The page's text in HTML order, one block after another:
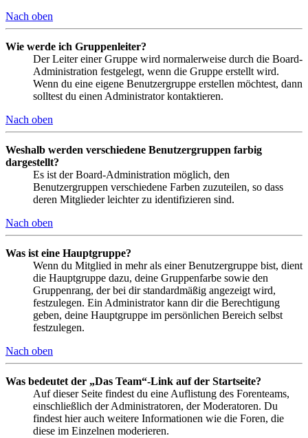
Nach oben
Wie werde ich Gruppenleiter?
Der Leiter einer Gruppe wird normalerweise durch die Board-
Administration festgelegt, wenn die Gruppe erstellt wird.
Wenn du eine eigene Benutzergruppe erstellen möchtest, dann
solltest du einen Administrator kontaktieren.
Nach oben
Weshalb werden verschiedene Benutzergruppen farbig
dargestellt?
Es ist der Board-Administration möglich, den
Benutzergruppen verschiedene Farben zuzuteilen, so dass
deren Mitglieder leichter zu identifizieren sind.
Nach oben
Was ist eine Hauptgruppe?
Wenn du Mitglied in mehr als einer Benutzergruppe bist, dient
die Hauptgruppe dazu, deine Gruppenfarbe sowie den
Gruppenrang, der bei dir standardmäßig angezeigt wird,
festzulegen. Ein Administrator kann dir die Berechtigung
geben, deine Hauptgruppe im persönlichen Bereich selbst
festzulegen.
Nach oben
Was bedeutet der „Das Team“-Link auf der Startseite?
Auf dieser Seite findest du eine Auflistung des Forenteams,
einschließlich der Administratoren, der Moderatoren. Du
findest hier auch weitere Informationen wie die Foren, die
diese im Einzelnen moderieren.